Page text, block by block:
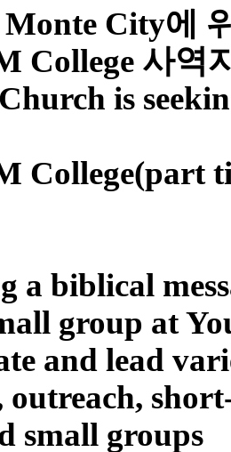
City에
College 사역
is
College(part
a biblical
group at
and lead
outreach,
small groups